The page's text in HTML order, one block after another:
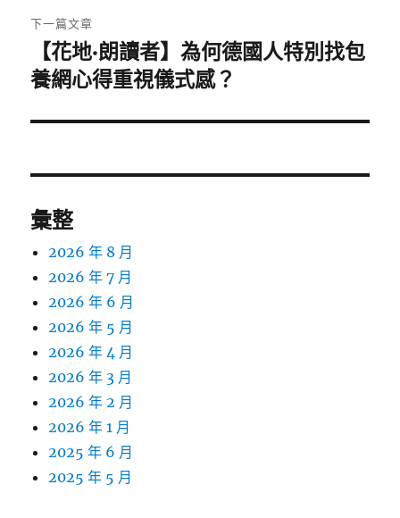
章:
下一篇文章
一
文
【花地·朗讀者】為何德國人特別找包
養網心得重視儀式感？
彙整
2026 年 8 月
2026 年 7 月
2026 年 6 月
2026 年 5 月
2026 年 4 月
2026 年 3 月
2026 年 2 月
2026 年 1 月
2025 年 6 月
2025 年 5 月